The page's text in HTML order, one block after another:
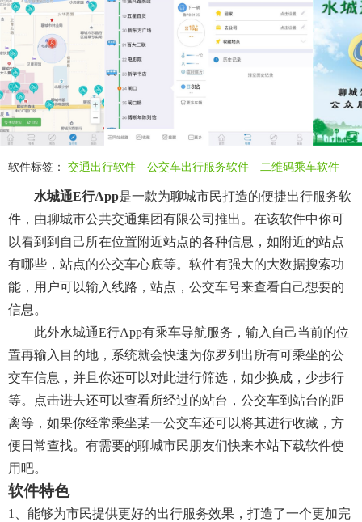
软件标签： 交通出行软件 公交车出行服务软件 二维码乘车软件
水城通e行app是一款为聊城市民打造的便捷出行服务软
件，由聊城市公共交通集团有限公司推出。在该软件中你可
以看到到自己所在位置附近站点的各种信息，如附近的站点
有哪些，站点的公交车心底等。软件有强大的大数据搜索功
能，用户可以输入线路，站点，公交车号来查看自己想要的
信息。
此外水城通e行app有乘车导航服务，输入自己当前的位
置再输入目的地，系统就会快速为你罗列出所有可乘坐的公
交车信息，并且你还可以对此进行筛选，如少换成，少步行
等。点击进去还可以查看所经过的站台，公交车到站台的距
离等，如果你经常乘坐某一公交车还可以将其进行收藏，方
便日常查找。有需要的聊城市民朋友们快来本站下载软件使
用吧。
软件特色
1、能够为市民提供更好的出行服务效果，打造了一个更加完